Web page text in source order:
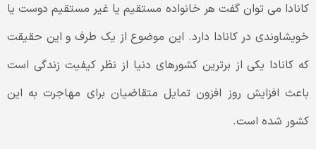
کانادا می توان گفت هر خانواده مستقیم یا غیر مستقیم دوست یا
خویشاوندی در کانادا دارد. این موضوع از یک طرف و این حقیقت
که کانادا یکی از برترین کشورهای دنیا از نظر کیفیت زندگی است
باعث افزایش روز افزون تمایل متقاضیان برای مهاجرت به این
کشور شده است.